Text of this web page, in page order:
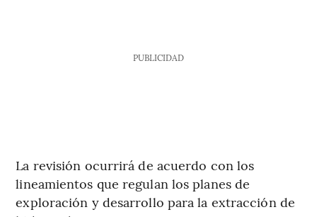
PUBLICIDAD
La revisión ocurrirá de acuerdo con los
lineamientos que regulan los planes de
exploración y desarrollo para la extracción de